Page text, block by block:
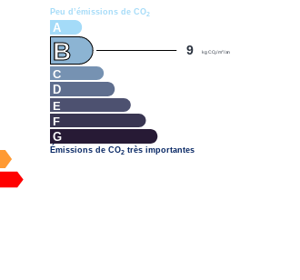
Peu d’émissions de CO2
A
9 kg CO2/m2/an
B
C
D
E
F
G
Émissions de CO2très importantes